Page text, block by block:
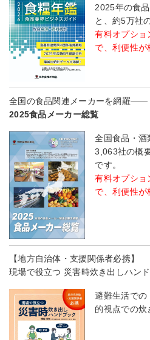
2025年の食
と、約5万社
有料オプショ
で、利便性が
全国の食品関連メーカーを網羅――
2025食品メーカー総覧
全国食品・酒
3,063社の概
です。
有料オプショ
で、利便性が
【地方自治体・支援関係者必携】
現場で役立つ 災害時炊き出しハン
避難生活での
的視点での炊